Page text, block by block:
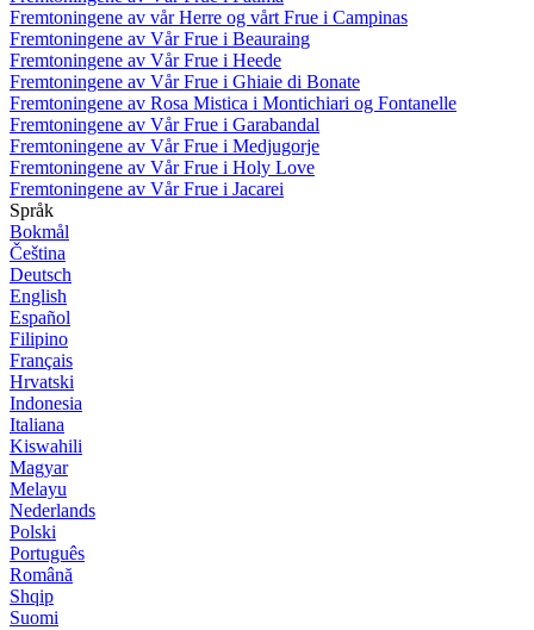
Fremtoningene av vår Herre og vårt Frue i Campinas
Fremtoningene av Vår Frue i Beauraing
Fremtoningene av Vår Frue i Heede
Fremtoningene av Vår Frue i Ghiaie di Bonate
Fremtoningene av Rosa Mistica i Montichiari og Fontanelle
Fremtoningene av Vår Frue i Garabandal
Fremtoningene av Vår Frue i Medjugorje
Fremtoningene av Vår Frue i Holy Love
Fremtoningene av Vår Frue i Jacarei
Språk
Bokmål
Čeština
Deutsch
English
Español
Filipino
Français
Hrvatski
Indonesia
Italiana
Kiswahili
Magyar
Melayu
Nederlands
Polski
Português
Română
Shqip
Suomi